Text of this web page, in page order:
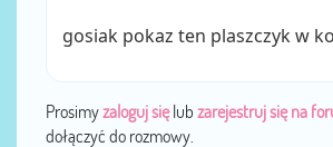
gosiak pokaz ten plaszczyk w
Prosimyzaloguj sięlub zarejestruj się na
dołączyć do rozmowy.